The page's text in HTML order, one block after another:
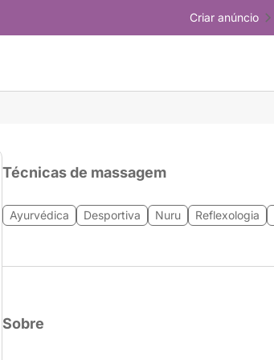
Criar anúncio
Técnicas de massagem
Ayurvédica Desportiva Nuru Reflexologia
Sobre